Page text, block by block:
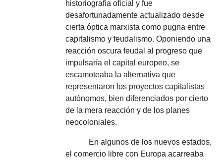
historiografía oficial y fue
desafortunadamente actualizado desde
cierta óptica marxista como pugna entre
capitalismo y feudalismo. Oponiendo una
reacción oscura feudal al progreso que
impulsaría el capital europeo, se
escamoteaba la alternativa que
representaron los proyectos capitalistas
autónomos, bien diferenciados por cierto
de la mera reacción y de los planes
neocoloniales.
En algunos de los nuevos estados,
el comercio libre con Europa acarreaba